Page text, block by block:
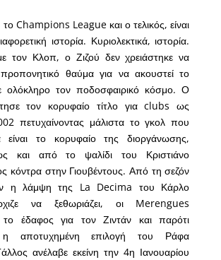
το Champions League και ο τελικός, είναι
ιστορία. Κυριολεκτικά, ιστορία.
τον Κλοπ, ο Ζιζού δεν χρειάστηκε να
προπονητικό θαύμα για να ακουστεί το
ολόκληρο τον ποδοσφαιρικό κόσμο. Ο
τον κορυφαίο τίτλο για clubs ως
πετυχαίνοντας μάλιστα το γκολ που
είναι το κορυφαίο της διοργάνωσης,
και από το ψαλίδι του Κριστιάνο
κόντρα στην Γιουβέντους. Από τη σεζόν
η λάμψη της La Decima του Κάρλο
να ξεθωριάζει, οι Merengues
το έδαφος για τον Ζιντάν και παρότι
η αποτυχημένη επιλογή του Ράφα
ανέλαβε εκείνη την 4η Ιανουαρίου